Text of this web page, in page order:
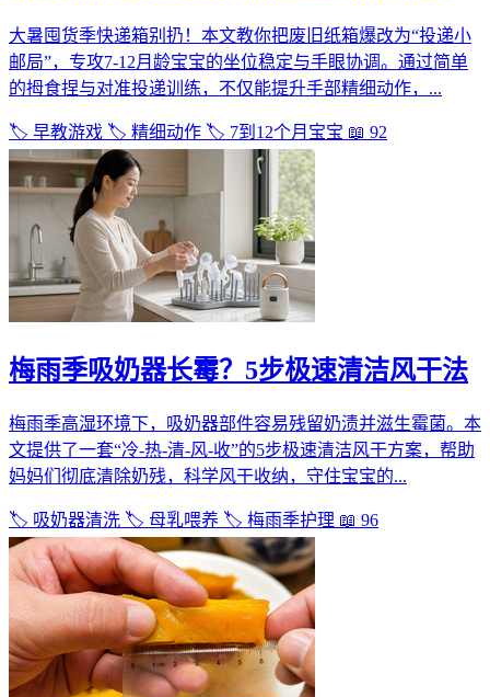
大暑囤货季快递箱别扔！本文教你把废旧纸箱爆改为“投递小
邮局”，专攻7-12月龄宝宝的坐位稳定与手眼协调。通过简单
的拇食捏与对准投递训练，不仅能提升手部精细动作，...
🏷️ 早教游戏 🏷️ 精细动作 🏷️ 7到12个月宝宝 📖 92
梅雨季吸奶器长霉？5步极速清洁风干法
梅雨季高湿环境下，吸奶器部件容易残留奶渍并滋生霉菌。本
文提供了一套“冷-热-清-风-收”的5步极速清洁风干方案，帮助
妈妈们彻底清除奶残，科学风干收纳，守住宝宝的...
🏷️ 吸奶器清洗 🏷️ 母乳喂养 🏷️ 梅雨季护理 📖 96